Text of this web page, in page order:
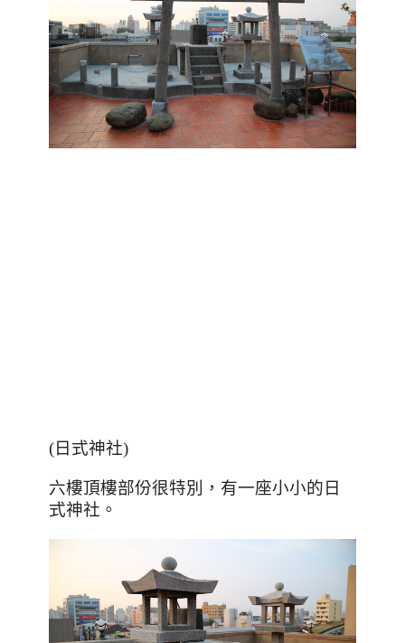
(日式神社)
六樓頂樓部份很特別，有一座小小的日
式神社。